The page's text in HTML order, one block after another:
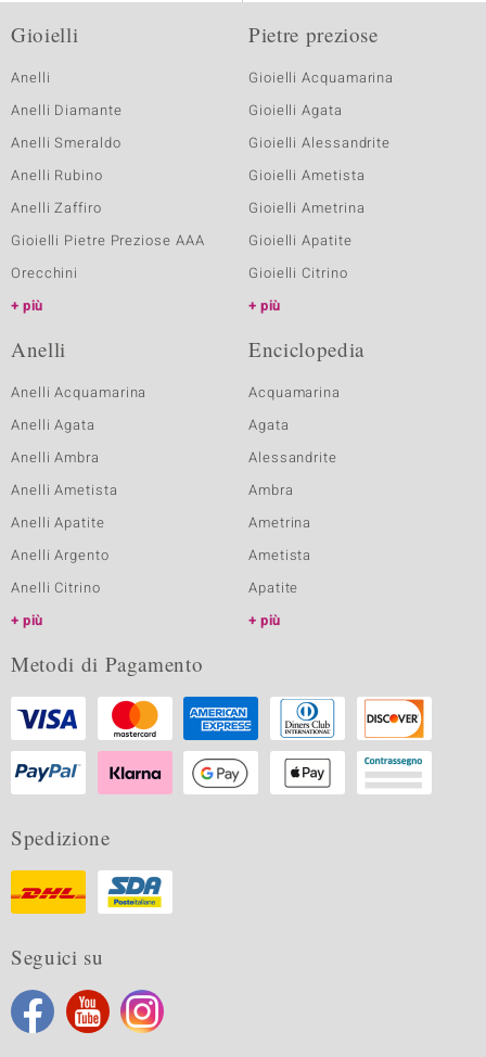
Gioielli
Anelli
Anelli Diamante
Anelli Smeraldo
Anelli Rubino
Anelli Zaffiro
Gioielli Pietre Preziose AAA
Orecchini
più
Pietre preziose
Gioielli Acquamarina
Gioielli Agata
Gioielli Alessandrite
Gioielli Ametista
Gioielli Ametrina
Gioielli Apatite
Gioielli Citrino
più
Anelli
Anelli Acquamarina
Anelli Agata
Anelli Ambra
Anelli Ametista
Anelli Apatite
Anelli Argento
Anelli Citrino
più
Enciclopedia
Acquamarina
Agata
Alessandrite
Ambra
Ametrina
Ametista
Apatite
più
Metodi di Pagamento
Spedizione
Seguici su